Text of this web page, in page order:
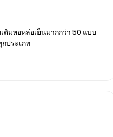
มหอหล่อเย็นมากกว่า 50 แบบ
ประเภท